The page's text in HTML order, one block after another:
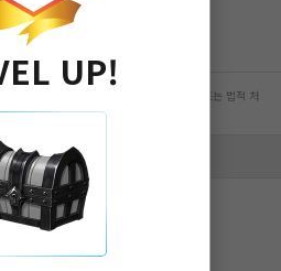
UP!
있는 컨텐츠로서 무단 복제, 전송, 수정, 배포는 법적 처
정보 자세히 보기